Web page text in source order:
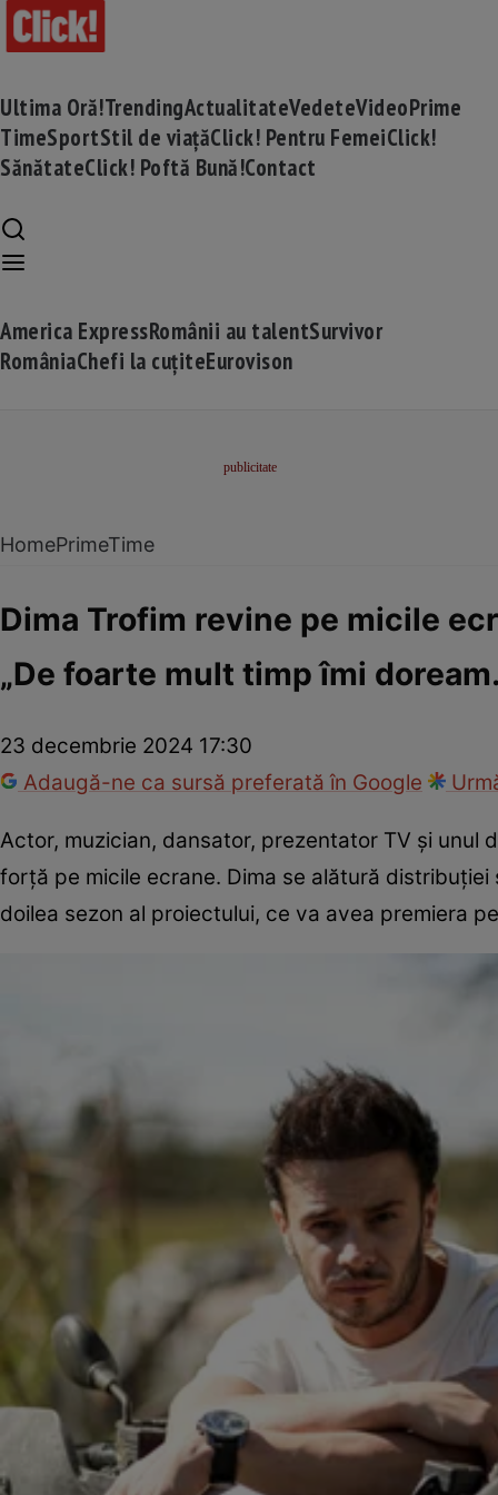
Ultima Oră!TrendingActualitateVedeteVideoPrime
TimeSportStil de viațăClick! Pentru FemeiClick!
SănătateClick! Poftă Bună!Contact
America ExpressRomânii au talentSurvivor
RomâniaChefi la cuțiteEurovison
HomePrimeTime
Dima Trofim revine pe micile
„De foarte mult timp îmi
23 decembrie 2024 17:30
Adaugă-ne ca sursă preferată în Google
Actor, muzician, dansator, prezentator TV şi unul
forță pe micile ecrane. Dima se alătură
doilea sezon al proiectului, ce va avea premiera